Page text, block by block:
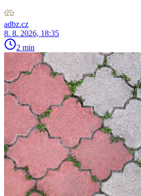
adbz.cz
8. 8. 2026, 18:35
2 min